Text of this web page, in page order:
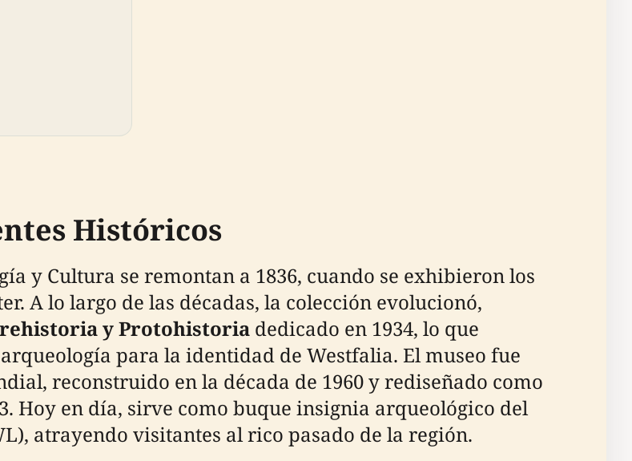
Históricos
y Cultura se remontan a 1836, cuando se exhibieron los
A lo largo de las décadas, la colección evolucionó,
y Protohistoria dedicado en 1934, lo que
para la identidad de Westfalia. El museo fue
reconstruido en la década de 1960 y rediseñado como
Hoy en día, sirve como buque insignia arqueológico del
atrayendo visitantes al rico pasado de la región.